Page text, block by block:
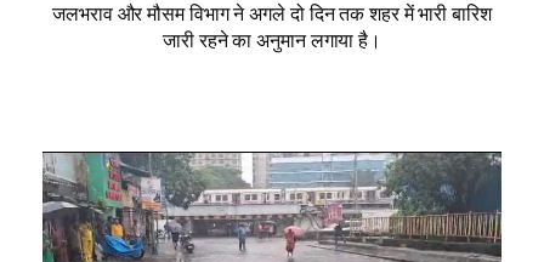
जलभराव और मौसम विभाग ने अगले दो दिन तक शहर में भारी बारिश
जारी रहने का अनुमान लगाया है।